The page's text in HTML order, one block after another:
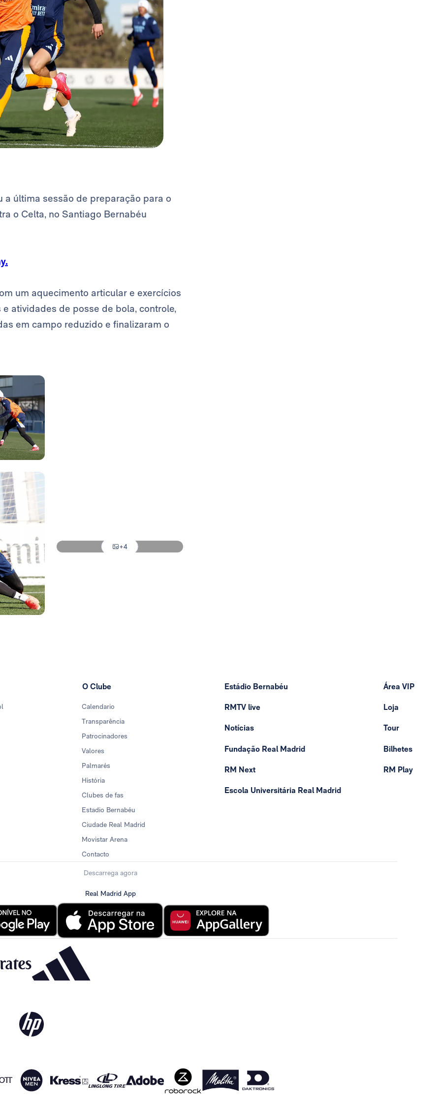
a última sessão de preparação para o
o Celta, no Santiago Bernabéu
um aquecimento articular e exercícios
atividades de posse de bola, controle,
em campo reduzido e finalizaram o
+4
O Clube
Calendario
Transparência
Patrocinadores
Valores
Palmarés
História
Clubes de fas
Estadio Bernabéu
Ciudade Real Madrid
Movistar Arena
Contacto
Estádio Bernabéu
RMTV live
Notícias
Fundação Real Madrid
RM Next
Escola Universitária Real Madrid
Área VIP
Loja
Tour
Bilhetes
RM Play
Descarrega agora
Real Madrid App